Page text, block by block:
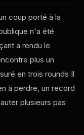
coup porté à la
n'a été
a rendu le
plus un
en trois rounds Il
à perdre, un record
plusieurs pas